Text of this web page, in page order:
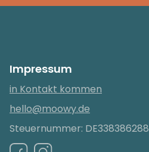
Impressum
in Kontakt kommen
hello@moowy.de
Steuernummer: DE338386288